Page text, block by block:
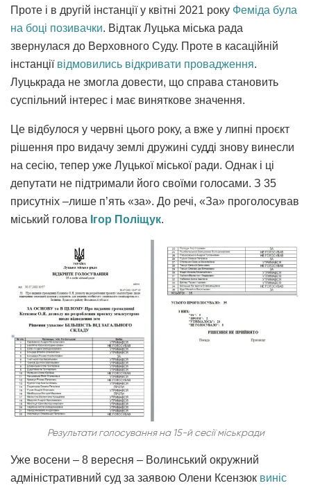
Проте і в другій інстанції у квітні 2021 року Феміда була
на боці позивачки. Відтак Луцька міська рада
звернулася до Верховного Суду. Проте в касаційній
інстанції відмовились відкривати провадження.
Луцькрада не змогла довести, що справа становить
суспільний інтерес і має виняткове значення.
Це відбулося у червні цього року, а вже у липні проєкт
рішення про видачу землі дружині судді знову винесли
на сесію, тепер уже Луцької міської ради. Однак і ці
депутати не підтримали його своїми голосами. З 35
присутніх –лише п’ять «за». До речі, «За» проголосував
міський голова Ігор Поліщук.
Результати голосування на 15-й сесії міськради
Уже восени – 8 вересня – Волинський окружний
адміністративний суд за заявою Олени Ксензюк виніс